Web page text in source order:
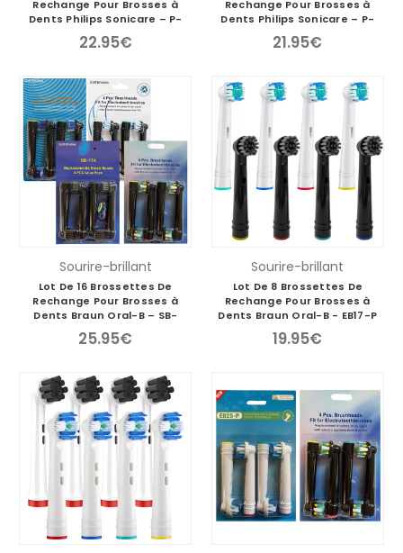
Rechange Pour Brosses à
Dents Philips Sonicare – P-
HX-6044, P-HX-6074, P-HX-
6024
22.95€
Rechange Pour Brosses à
Dents Philips Sonicare – P-
HX-6064/P-HX-3014
21.95€
Sourire-brillant
Lot De 16 Brossettes De
Rechange Pour Brosses à
Dents Braun Oral-B – SB-
17A/SB-20A/SB-25A/SB-50A
25.95€
Sourire-brillant
Lot De 8 Brossettes De
Rechange Pour Brosses à
Dents Braun Oral-B - EB17-P
Blanc & Noir
19.95€